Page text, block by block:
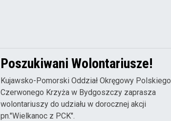
Poszukiwani Wolontariusze!
Kujawsko-Pomorski Oddział Okręgowy Polskiego
Czerwonego Krzyża w Bydgoszczy zaprasza
wolontariuszy do udziału w dorocznej akcji
pn."Wielkanoc z PCK".